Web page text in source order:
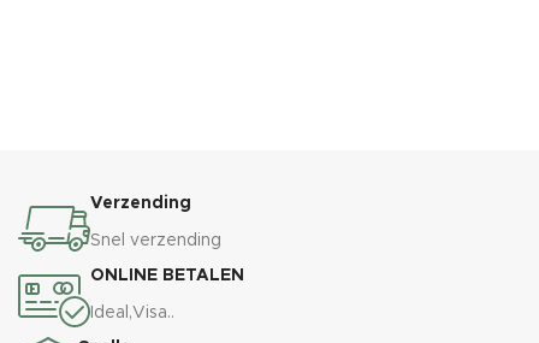
Verzending
Snel verzending
ONLINE BETALEN
Ideal,Visa..